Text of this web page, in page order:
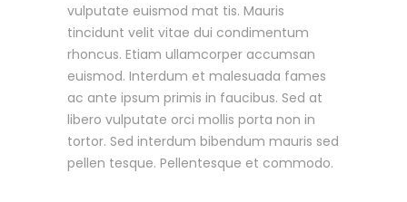
vulputate euismod mat tis. Mauris
tincidunt velit vitae dui condimentum
rhoncus. Etiam ullamcorper accumsan
euismod. Interdum et malesuada fames
ac ante ipsum primis in faucibus. Sed at
libero vulputate orci mollis porta non in
tortor. Sed interdum bibendum mauris sed
pellen tesque. Pellentesque et commodo.